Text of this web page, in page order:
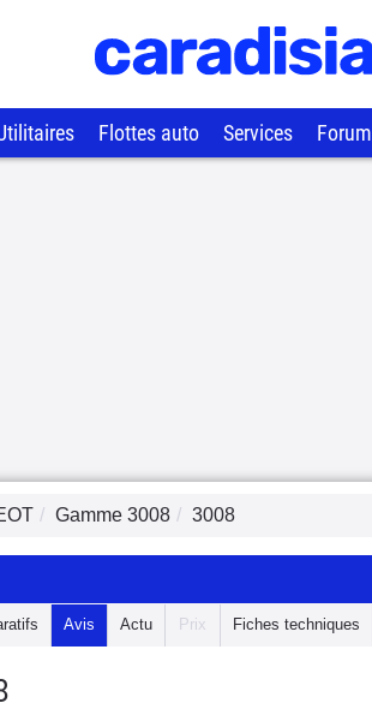
Flottes auto Services Forum
Gamme 3008 3008
Avis Actu Prix Fiches techniques